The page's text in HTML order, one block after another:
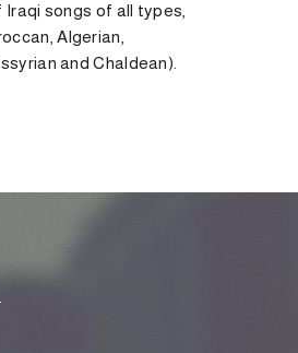
songs of all types,
Algerian,
and Chaldean).